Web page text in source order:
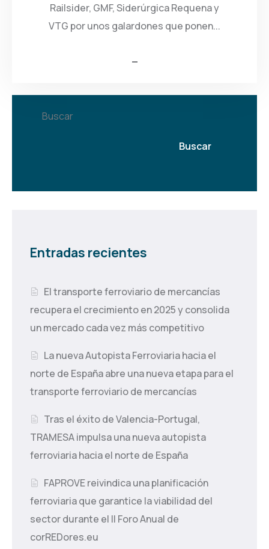
Railsider, GMF, Siderúrgica Requena y
VTG por unos galardones que ponen...
Buscar
Buscar
Entradas recientes
El transporte ferroviario de mercancías
recupera el crecimiento en 2025 y consolida
un mercado cada vez más competitivo
La nueva Autopista Ferroviaria hacia el
norte de España abre una nueva etapa para el
transporte ferroviario de mercancías
Tras el éxito de Valencia-Portugal,
TRAMESA impulsa una nueva autopista
ferroviaria hacia el norte de España
FAPROVE reivindica una planificación
ferroviaria que garantice la viabilidad del
sector durante el II Foro Anual de
corREDores.eu